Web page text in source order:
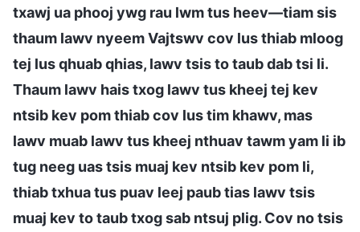
txawj ua phooj ywg rau lwm tus heev—tiam sis
thaum lawv nyeem Vajtswv cov lus thiab mloog
tej lus qhuab qhias, lawv tsis to taub dab tsi li.
Thaum lawv hais txog lawv tus kheej tej kev
ntsib kev pom thiab cov lus tim khawv, mas
lawv muab lawv tus kheej nthuav tawm yam li ib
tug neeg uas tsis muaj kev ntsib kev pom li,
thiab txhua tus puav leej paub tias lawv tsis
muaj kev to taub txog sab ntsuj plig. Cov no tsis